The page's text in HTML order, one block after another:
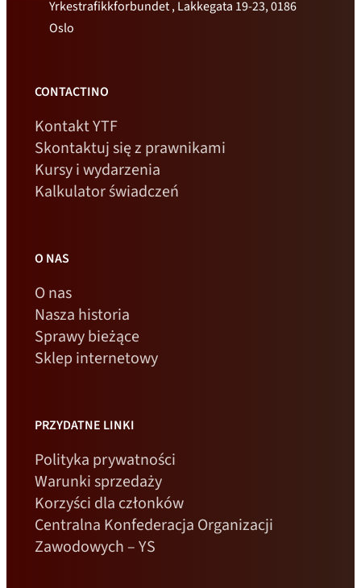
Yrkestrafikkforbundet , Lakkegata 19-23, 0186
Oslo
CONTACTINO
Kontakt YTF
Skontaktuj się z prawnikami
Kursy i wydarzenia
Kalkulator świadczeń
O NAS
O nas
Nasza historia
Sprawy bieżące
Sklep internetowy
PRZYDATNE LINKI
Polityka prywatności
Warunki sprzedaży
Korzyści dla członków
Centralna Konfederacja Organizacji
Zawodowych – YS